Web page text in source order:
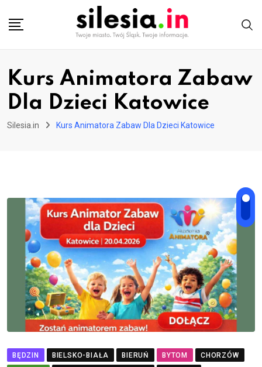
Kurs Animatora Zabaw
Dla Dzieci Katowice
Silesia.in Kurs Animatora Zabaw Dla Dzieci Katowice
BĘDZIN BIELSKO-BIAŁA BIERUŃ BYTOM
CHORZÓW